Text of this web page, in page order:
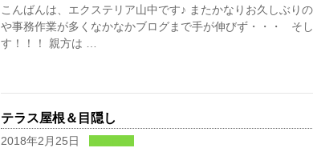
こんばんは、エクステリア山中です♪ またかなりお久しぶり
や事務作業が多くなかなかブログまで手が伸びず・・・ そ
す！！！ 親方は …
テラス屋根＆目隠し
2018年2月25日